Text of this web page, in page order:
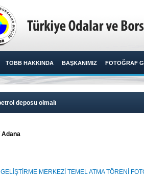
TOBB HAKKINDA BAŞKANIMIZ FOTOĞRAF
deposu olmalı
Adana
MERKEZİ TEMEL ATMA TÖRENİ